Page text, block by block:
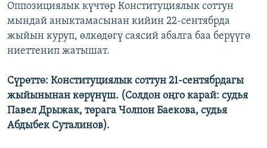
Оппозициялык күчтөр Конституциялык соттун
мындай аныктамасынан кийин 22-сентябрда
жыйын куруп, өлкөдөгү саясий абалга баа берүүгө
ниеттенип жатышат.
Сүрөттө: Конституциялык соттун 21-сентябрдагы
жыйынынан көрүнүш. (Солдон оңго карай: судья
Павел Дрыжак, төрага Чолпон Баекова, судья
Абдыбек Суталинов).